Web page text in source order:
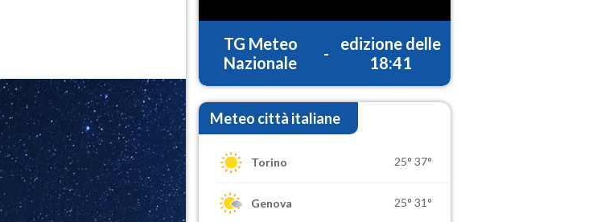
TG Meteo
Nazionale
-
edizione delle
18:41
Meteo città italiane
Torino 25° 37°
Genova 25° 31°